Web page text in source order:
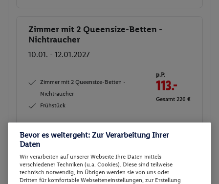
Buchen
Zimmer mit 2 Queensize-Betten -
Nichtraucher
10.01. - 12.01.2027
Zimmer mit 2 Queensize-Betten -
Nichtraucher
Frühstück
p.P.
113.-
Gesamt 226 €
GmbH
Veranstalters
Buchen
Bevor es weitergeht: Zur Verarbeitung Ihrer
Daten
Wir verarbeiten auf unserer Webseite Ihre Daten mittels
verschiedener Techniken (u.a. Cookies). Diese sind teilweise
technisch notwendig, im Übrigen werden sie von uns oder
Dritten für komfortable Webseiteneinstellungen, zur Erstellung